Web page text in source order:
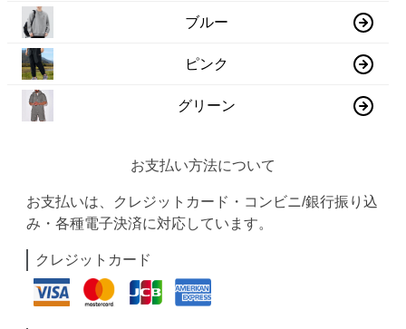
ブルー
ピンク
グリーン
お支払い方法について
お支払いは、クレジットカード・コンビニ/銀行振り込
み・各種電子決済に対応しています。
クレジットカード